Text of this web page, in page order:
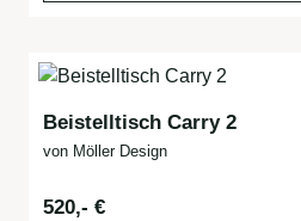
Beistelltisch Carry 2
von Möller Design
Regulärer Preis:
520,- €